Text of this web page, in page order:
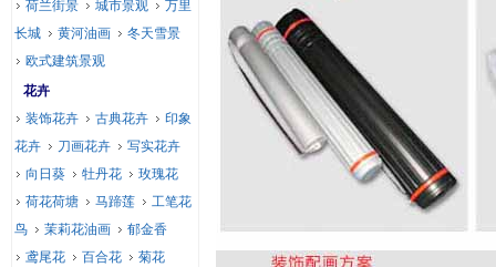
荷兰街景
城市景观
万里
长城
黄河油画
冬天雪景
欧式建筑景观
花卉
装饰花卉
古典花卉
印象
花卉
刀画花卉
写实花卉
向日葵
牡丹花
玫瑰花
荷花荷塘
马蹄莲
工笔花
鸟
茉莉花油画
郁金香
鸢尾花
百合花
菊花